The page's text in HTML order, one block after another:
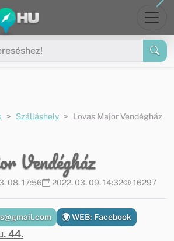
Szálláshely Lovas Major Vendégház
Vendégház
08. 17:56 2022. 03. 09. 14:32 16297
44.
WEB: Facebook